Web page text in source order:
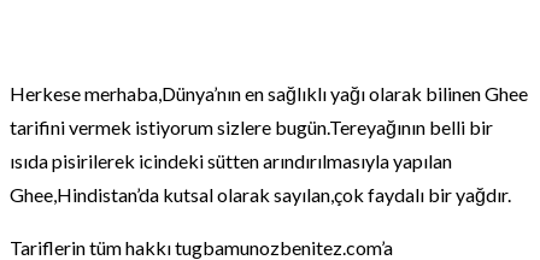
Herkese merhaba,Dünya’nın en sağlıklı yağı olarak bilinen Ghee
tarifini vermek istiyorum sizlere bugün.Tereyağının belli bir
ısıda pisirilerek icindeki sütten arındırılmasıyla yapılan
Ghee,Hindistan’da kutsal olarak sayılan,çok faydalı bir yağdır.
Tariflerin tüm hakkı tugbamunozbenitez.com’a